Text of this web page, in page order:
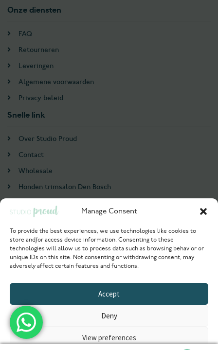
Manage Consent
To provide the best experiences, we use technologies like cookies to
store and/or access device information. Consenting to these
technologies will allow us to process data such as browsing behavior or
unique IDs on this site. Not consenting or withdrawing consent, may
adversely affect certain features and functions.
Accept
Deny
View preferences
Onze diensten
FAQ
Retourneren
Leveringen
Algemene voorwaarden
Privacy beleid
Snelle link
Over Studio Proud
Contact
Wholesale
Honden trimsalon Den Bosch
Login / Register
Probeer nu
© 2021 Studioproud. All rights reserved.
Powered by